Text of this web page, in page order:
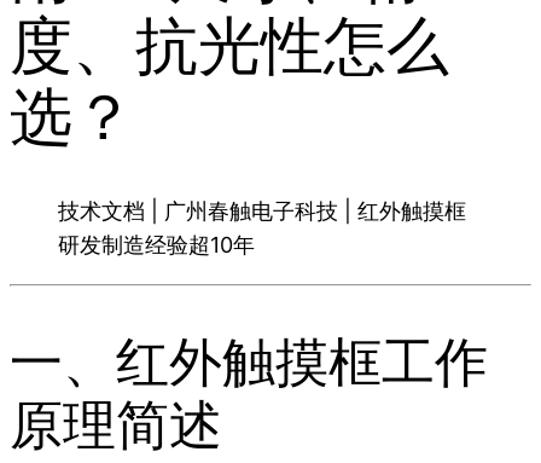
度、抗光性怎么
选？
技术文档 | 广州春触电子科技 | 红外触摸框
研发制造经验超10年
一、红外触摸框工作
原理简述